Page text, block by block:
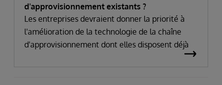
d'approvisionnement existants ?
Les entreprises devraient donner la priorité à
l'amélioration de la technologie de la chaîne
d'approvisionnement dont elles disposent déjà